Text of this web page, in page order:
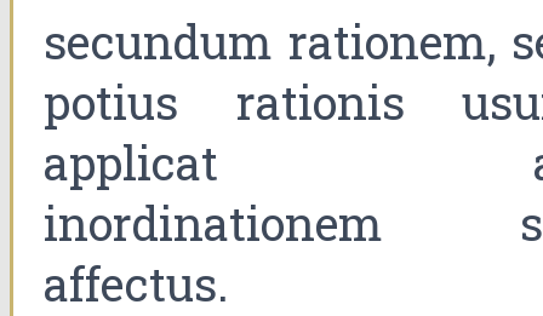
secundum rationem,
potius rationis
applicat
inordinationem
affectus.